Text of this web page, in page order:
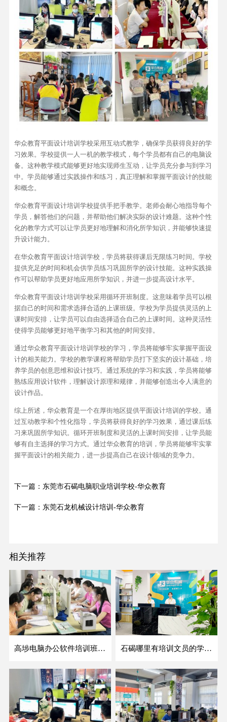
华众教育平面设计培训学校采用互动式教学，确保学员获得良好的学
习效果。学校提供一人一机的教学模式，每个学员都有自己的电脑设
备。这种教学模式能够更好地实现师生互动，让学员充分参与到学习
中。学员能够通过实践操作和练习，真正理解和掌握平面设计的技能
和概念。
华众教育平面设计培训学校提供手把手教学。老师会耐心地指导每个
学员，解答他们的问题，并帮助他们解决实际的设计难题。这种个性
化的教学方式可以让学员更好地理解和消化所学知识，并能够快速提
升设计能力。
在华众教育平面设计培训学校，学员将获得课后无限练习时间。学校
提供充足的时间和机会供学员练习巩固所学的设计技能。这种实践操
作可以帮助学员更好地应用所学知识，并进一步提高设计水平。
华众教育平面设计培训学校采用循环开班制度。这意味着学员可以根
据自己的时间和需求选择合适的上课班级。学校为学员提供灵活的上
课时间安排，让学员可以自由选择适合自己的上课时间。这种灵活性
使得学员能够更好地平衡学习和其他的时间安排。
通过华众教育平面设计培训学校的学习，学员将能够牢实掌握平面设
计的相关能力。学校的教学课程将帮助学员打下坚实的设计基础，培
养学员的创意思维和设计技巧。通过系统的学习和实践，学员将能够
熟练应用设计软件，理解设计原理和规律，并能够创造出令人满意的
设计作品。
综上所述，华众教育是一个在厚街地区提供平面设计培训的学校。通
过互动教学和个性化指导，学员将获得良好的学习效果，通过课后练
习来巩固所学知识。循环开班制度和灵活的上课时间安排，让学员能
够有自主选择的学习方式。通过华众教育的培训，学员将能够牢实掌
握平面设计的相关能力，进一步提高自己在设计领域的竞争力。
下一篇：东莞市石碣电脑职业培训学校-华众教育
下一篇：东莞石龙机械设计培训-华众教育
相关推荐
高埗电脑办公软件培训班哪家好-华众教育 石碣哪里有培训文员的学校-华众教育